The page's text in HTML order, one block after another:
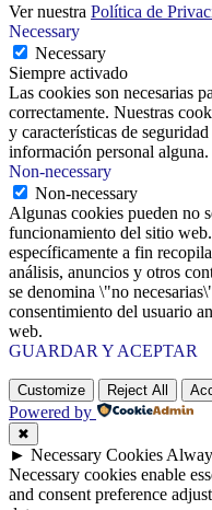
Ver nuestra Política de
Necessary
Necessary
Siempre activado
Las cookies son necesarias
correctamente. Nuestras
y características de
información personal alguna.
Non-necessary
Non-necessary
Algunas cookies pueden no
funcionamiento del sitio
específicamente a fin
análisis, anuncios y otros
se denomina \"no
consentimiento del usuario
web.
GUARDAR Y ACEPTAR
Customize Reject All
Powered by
✖
► Necessary Cookies
Necessary cookies enable
and consent preference